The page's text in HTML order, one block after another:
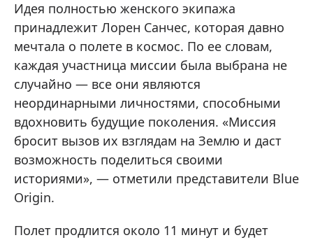
Идея полностью женского экипажа
принадлежит Лорен Санчес, которая давно
мечтала о полете в космос. По ее словам,
каждая участница миссии была выбрана не
случайно — все они являются
неординарными личностями, способными
вдохновить будущие поколения. «Миссия
бросит вызов их взглядам на Землю и даст
возможность поделиться своими
историями», — отметили представители Blue
Origin.
Полет продлится около 11 минут и будет